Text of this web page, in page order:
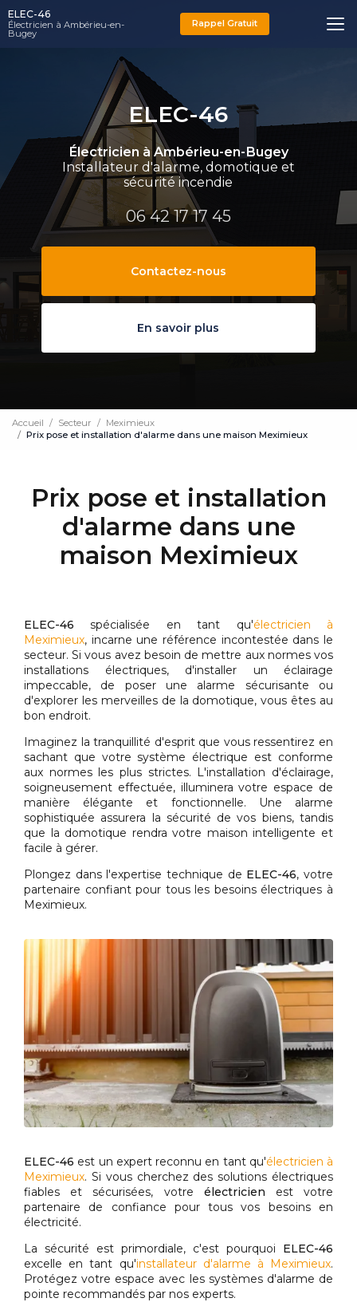
Aller
au
contenu
ELEC-46
Électricien à Ambérieu-en-
Bugey
Rappel Gratuit
ELEC-46
Électricien à Ambérieu-en-Bugey
Installateur d'alarme, domotique et
sécurité incendie
06 42 17 17 45
Contactez-nous
En savoir plus
Accueil Secteur
Meximieux
Prix pose et installation d'alarme dans une maison Meximieux
Prix pose et installation
d'alarme dans une
maison Meximieux
ELEC-46 spécialisée en tant qu'électricien à
Meximieux, incarne une référence incontestée dans le
secteur. Si vous avez besoin de mettre aux normes vos
installations électriques, d'installer un éclairage
impeccable, de poser une alarme sécurisante ou
d'explorer les merveilles de la domotique, vous êtes au
bon endroit.
Imaginez la tranquillité d'esprit que vous ressentirez en
sachant que votre système électrique est conforme
aux normes les plus strictes. L'installation d'éclairage,
soigneusement effectuée, illuminera votre espace de
manière élégante et fonctionnelle. Une alarme
sophistiquée assurera la sécurité de vos biens, tandis
que la domotique rendra votre maison intelligente et
facile à gérer.
Plongez dans l'expertise technique de ELEC-46, votre
partenaire confiant pour tous les besoins électriques à
Meximieux.
ELEC-46 est un expert reconnu en tant qu'électricien à
Meximieux. Si vous cherchez des solutions électriques
fiables et sécurisées, votre électricien est votre
partenaire de confiance pour tous vos besoins en
électricité.
La sécurité est primordiale, c'est pourquoi ELEC-46
excelle en tant qu'installateur d'alarme à Meximieux.
Protégez votre espace avec les systèmes d'alarme de
pointe recommandés par nos experts.